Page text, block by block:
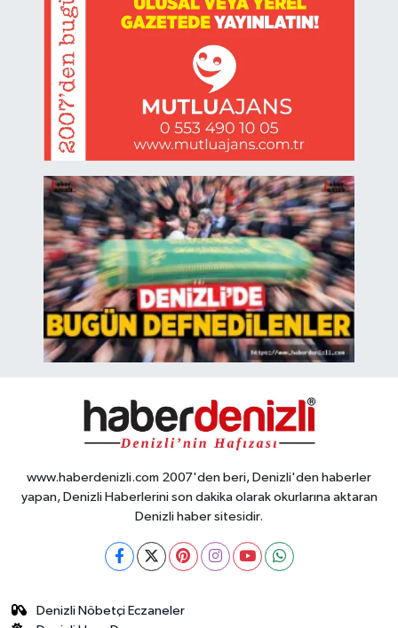
www.haberdenizli.com 2007'den beri, Denizli'den haberler
yapan, Denizli Haberlerini son dakika olarak okurlarına aktaran
Denizli haber sitesidir.
Denizli Nöbetçi Eczaneler